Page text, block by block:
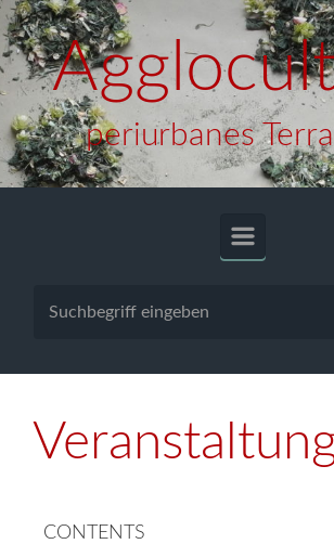
Zum Hauptinhalt springen
periurbanes
CONTENTS